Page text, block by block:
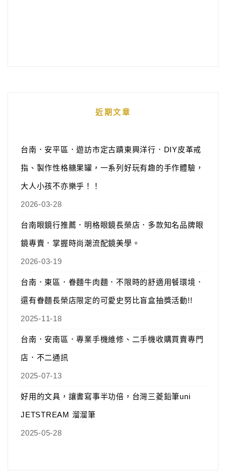
近期文章
台南．安平區．遊訪市定古蹟東興洋行．DIY皮革戒
指、製作性格糖果罐，一系列好玩有趣的手作體驗，
大人小孩不亦樂乎！！
2026-03-28
台南眼鏡行推薦．明格眼鏡長榮店．多款知名品牌眼
鏡專賣．掌握時尚潮流配鏡美學。
2026-03-19
台南．東區．眷麵牛肉麵．不限時的舒適用餐環境．
還有眷麵長榮店限定的可愛史努比盲盒抽獎活動!!
2025-11-18
台南．安南區．專業手機維修、二手機收購買賣專門
店．不二通訊
2025-07-13
好用的文具，讓書寫事半功倍，台灣三菱鉛筆uni
JETSTREAM 溜溜筆
2025-05-28